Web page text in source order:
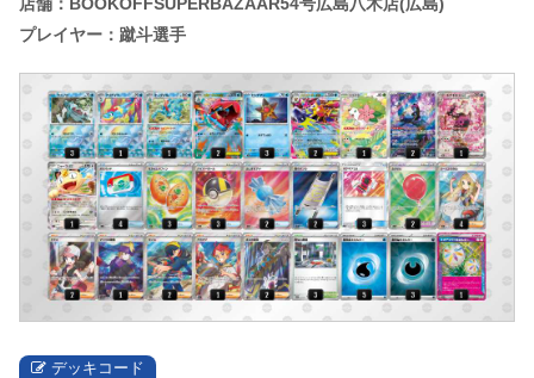
プレイヤー：蹴斗選手
デッキコード